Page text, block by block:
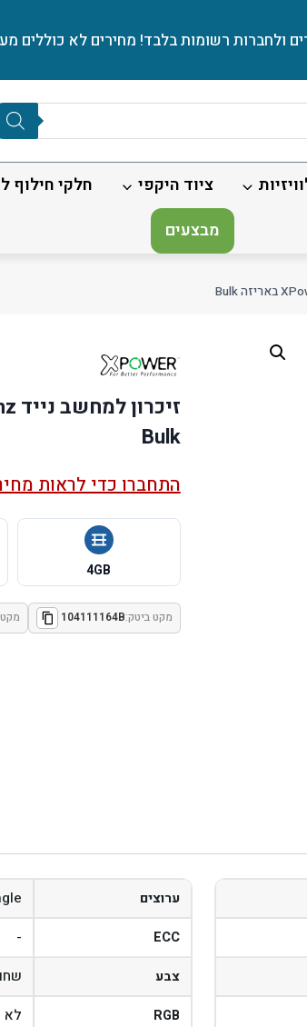
ולחברות רשומות בלבד! מחירים לא כוללים
ציוד היקפי
חלקי חילוף
מבצעים
Bulk
התחברו כדי לראות
4GB
מקט ביטק:104111164B מקט
ערוצים
ECC
-
צבע
RGB לא